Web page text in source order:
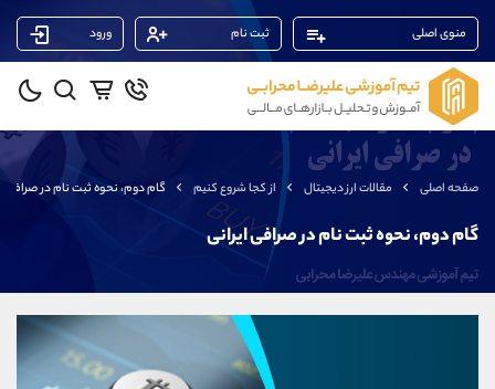
منوی اصلی ثبت نام ورود
صفحه اصلی مقالات ارز دیجیتال از کجا شروع کنیم گام دوم، نحوه ثبت نام در صرافی
گام دوم، نحوه ثبت نام در صرافی ایرانی
پشتیبان فروش (یوسف فرخنده)
موبایل 09194198792
واتساپ
تلگرام @Armteam_admin_33
پشتیبان فروش (ایمان پوراسماعیلی)
موبایل 09927779040
شروع گفتگو
@Armteam_admin_por